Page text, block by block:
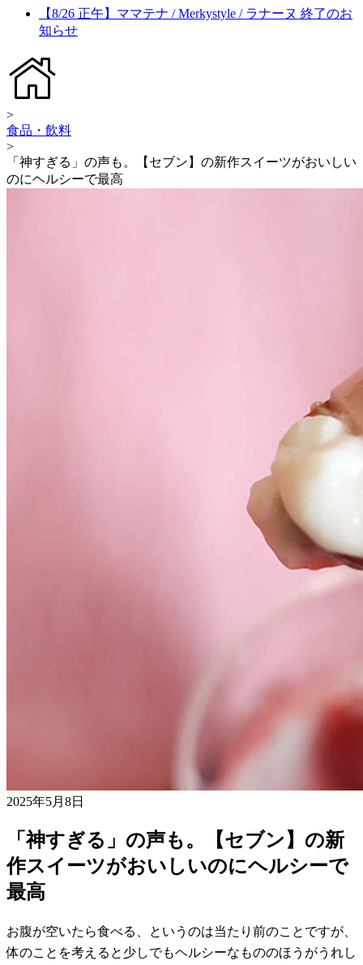
【8/26 正午】ママテナ / Merkystyle / ラナーヌ 終了のお
知らせ
>
食品・飲料
>
「神すぎる」の声も。【セブン】の新作スイーツがおいしい
のにヘルシーで最高
2025年5月8日
「神すぎる」の声も。【セブン】の新
作スイーツがおいしいのにヘルシーで
最高
お腹が空いたら食べる、というのは当たり前のことですが、
体のことを考えると少しでもヘルシーなもののほうがうれし